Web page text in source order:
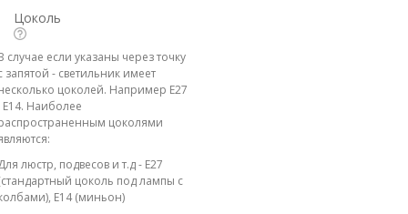
Цоколь
случае если указаны через точку
запятой - светильник имеет
цоколей. Например E27
E14. Наиболее
цоколями
люстр, подвесов и т.д - E27
цоколь под лампы с
E14 (миньон)